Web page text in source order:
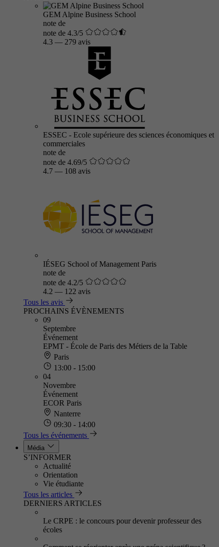
GEM Alpine Business School
note de
note de 4.3/5
4.3 — 279 avis
ESSEC - Ecole supérieure des sciences économiques et
commerciales
note de
note de 4.69/5
4.7 — 108 avis
IÉSEG School of Management Paris
note de
note de 4.2/5
4.2 — 122 avis
Tous les avis
PROCHAINS ÉVÈNEMENTS
09
Septembre
Événement
EPMT - École de Paris des Métiers de la Table
Paris
13:00 - 15:00
04
Novembre
Événement
ECOR Paris
Nanterre
09:30 - 14:00
Tous les événements
Média
S’INFORMER
Actualité
Orientation
Vie étudiante
Tous les articles
DERNIERS ARTICLES
Le CRPE : le concours pour devenir professeur des
écoles